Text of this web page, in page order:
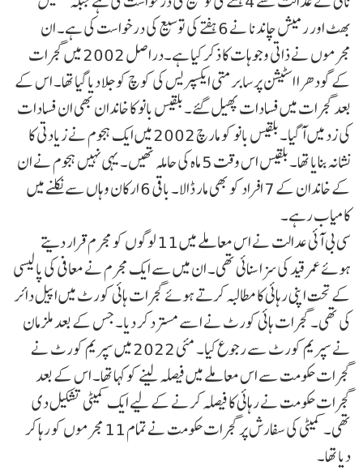
بھٹ اور رمیش چاندنا نے 6 ہفتے کی توسیع کی درخواست کی ہے۔ ان
مجرموں نے ذاتی وجوہات کا ذکر کیا ہے۔دراصل 2002 میں گجرات
کے گودھرا اسٹیشن پر سابرمتی ایکسپریس کی کوچ کو جلا دیا گیا تھا۔ اس کے
بعد گجرات میں فسادات پھیل گئے۔ بلقیس بانو کا خاندان بھی ان فسادات
کی زد میں آ گیا۔ بلقیس بانو کو مارچ 2002 میں ایک ہجوم نے زیادتی کا
نشانہ بنایا تھا۔ بلقیس اس وقت 5 ماہ کی حاملہ تھیں۔ یہی نہیں ہجوم نے ان
کے خاندان کے 7 افراد کو بھی مار ڈالا۔ باقی 6 ارکان وہاں سے نکلنے میں
کامیاب رہے۔
سی بی آئی عدالت نے اس معاملے میں 11 لوگوں کو مجرم قرار دیتے
ہوئے عمر قید کی سزا سنائی تھی۔ ان میں سے ایک مجرم نے معافی کی پالیسی
کے تحت اپنی رہائی کا مطالبہ کرتے ہوئے گجرات ہائی کورٹ میں اپیل دائر
کی تھی۔ گجرات ہائی کورٹ نے اسے مسترد کر دیا۔ جس کے بعد ملزمان
نے سپریم کورٹ سے رجوع کیا۔ مئی 2022 میں سپریم کورٹ نے
گجرات حکومت سے اس معاملے میں فیصلہ لینے کو کہا تھا۔ اس کے بعد
گجرات حکومت نے رہائی کا فیصلہ کرنے کے لیے ایک کمیٹی تشکیل دی
تھی۔ کمیٹی کی سفارش پر گجرات حکومت نے تمام 11 مجرموں کو رہا کر
دیا تھا۔